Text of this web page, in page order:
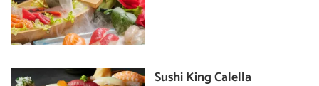
Sushi King Calella